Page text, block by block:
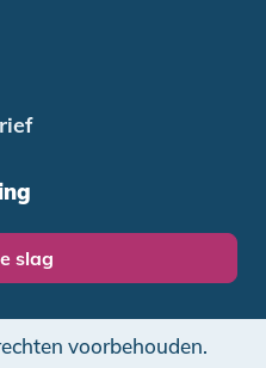
slag
voorbehouden.